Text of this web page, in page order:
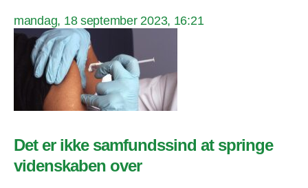
mandag, 18 september 2023, 16:21
Det er ikke samfundssind at springe
videnskaben over